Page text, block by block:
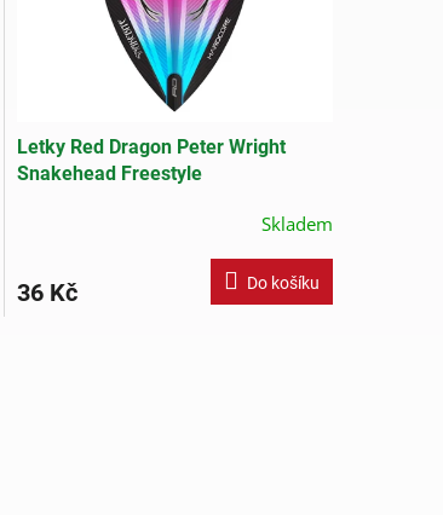
Letky Red Dragon Peter Wright
Snakehead Freestyle
Skladem
36 Kč Do košíku